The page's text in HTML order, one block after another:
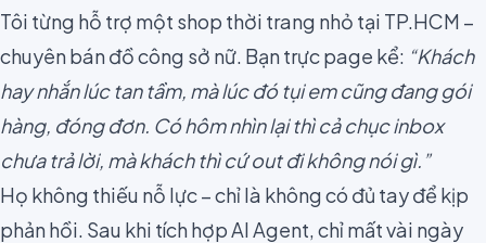
Tôi từng hỗ trợ một shop thời trang nhỏ tại TP.HCM –
chuyên bán đồ công sở nữ. Bạn trực page kể: “Khách
hay nhắn lúc tan tầm, mà lúc đó tụi em cũng đang gói
hàng, đóng đơn. Có hôm nhìn lại thì cả chục inbox
chưa trả lời, mà khách thì cứ out đi không nói gì.”
Họ không thiếu nỗ lực – chỉ là không có đủ tay để kịp
phản hồi. Sau khi tích hợp AI Agent, chỉ mất vài ngày